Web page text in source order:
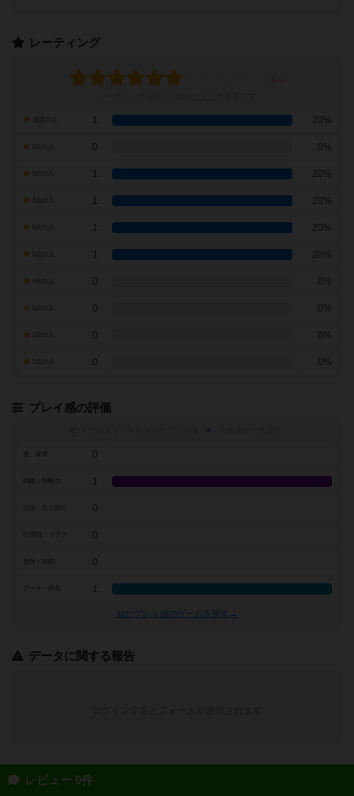
レーティング
1 20%
0 0%
1 20%
7点の人 1 20%
1 20%
1 20%
0 0%
0 0%
0 0%
0 0%
プレイ感の評価
※
0
戦略・判断力 1
0
0
0
アート・外見 1
似たプレイ感のゲームを探す→
データに関する報告
レビュー 0件